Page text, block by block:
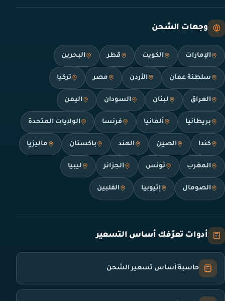
وجهات الشحن
الإمارات الكويت قطر البحرين
سلطنة عمان الأردن مصر تركيا
العراق لبنان السودان اليمن
بريطانيا ألمانيا فرنسا الولايات المتحدة
كندا الصين الهند باكستان ماليزيا
المغرب تونس الجزائر ليبيا
الصومال إثيوبيا الفلبين
أدوات تعرّفك أساس التسعير
حاسبة أساس تسعير الشحن